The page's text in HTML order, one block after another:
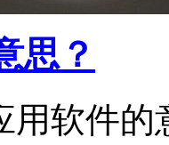
思？
用软件